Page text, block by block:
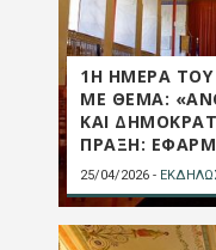
1Η ΗΜΕΡΑ ΤΟΥ
ΜΕ ΘΕΜΑ:
ΚΑΙ
ΠΡΑΞΗ:
25/04/2026 -